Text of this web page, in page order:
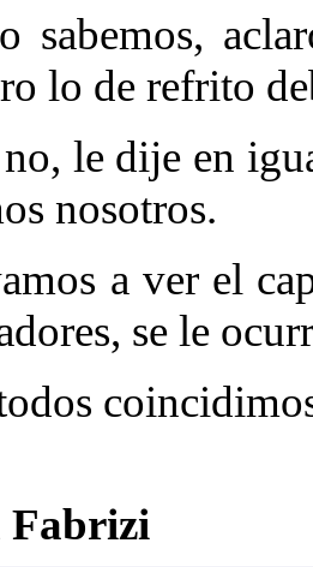
lo de refrito
le dije en
nosotros.
a ver el
se le
Fabrizi